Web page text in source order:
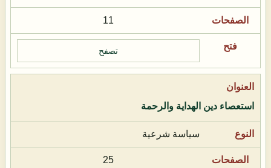
11
تصفح
استعصاء دين الهداية والرحمة
سياسة شرعية
25